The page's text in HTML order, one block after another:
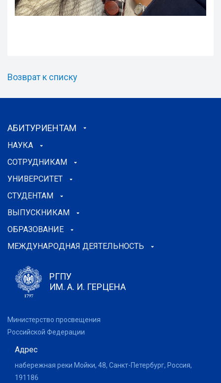
Возврат к списку
АБИТУРИЕНТАМ
НАУКА
СОТРУДНИКАМ
УНИВЕРСИТЕТ
СТУДЕНТАМ
ВЫПУСКНИКАМ
ОБРАЗОВАНИЕ
МЕЖДУНАРОДНАЯ ДЕЯТЕЛЬНОСТЬ
РГПУ
ИМ. А. И. ГЕРЦЕНА
Министерство просвещения
Российской Федерации
Адрес
набережная реки Мойки, 48, Санкт-Петербург, Россия,
191186